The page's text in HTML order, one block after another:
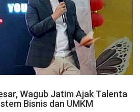
Wagub Jatim Ajak Talenta
Bisnis dan UMKM